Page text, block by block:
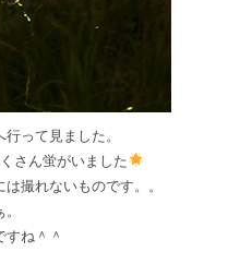
って見ました。
さん蛍がいました
撮れないものです。。
ね＾＾